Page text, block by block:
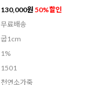
130,000원 50%할인
무료배송
굽1cm
1%
1501
천연소가죽